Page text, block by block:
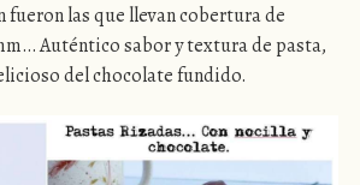
las que llevan cobertura de
Auténtico sabor y textura de pasta,
del chocolate fundido.